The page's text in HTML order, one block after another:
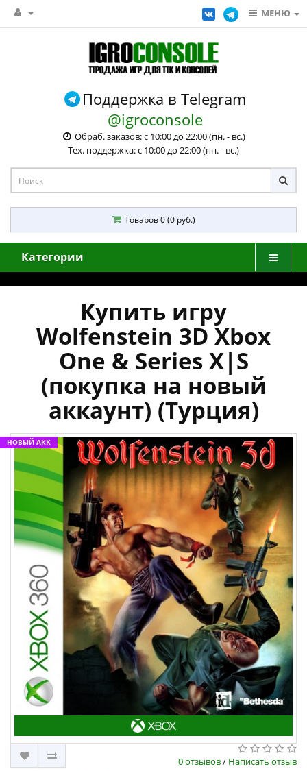
МЕНЮ
Поддержка в Telegram
@igroconsole
Обраб. заказов: с 10:00 до 22:00 (пн. - вс.)
Тех. поддержка: с 10:00 до 22:00 (пн. - вс.)
Товаров 0 (0 руб.)
Категории
Купить игру
Wolfenstein 3D Xbox
One & Series X|S
(покупка на новый
аккаунт) (Турция)
НОВЫЙ АКК
0 отзывов/ Написать отзыв